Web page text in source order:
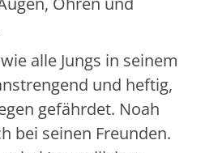
alle Jungs in seinem
und heftig,
gefährdet. Noah
bei seinen Freunden.